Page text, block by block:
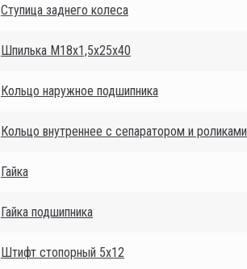
Ступица заднего колеса
Шпилька М18х1,5х25х40
Кольцо наружное подшипника
Кольцо внутреннее с сепаратором и роликами
Гайка
Гайка подшипника
Штифт стопорный 5х12